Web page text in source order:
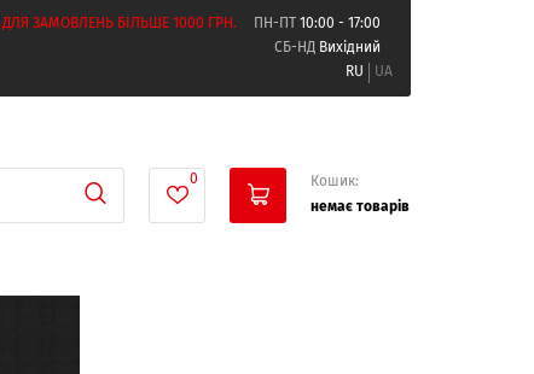
ДЛЯ ЗАМОВЛЕНЬ БІЛЬШЕ 1000 ГРН. ПН-ПТ
10:00 - 17:00
СБ-НД Вихідний
RU
UA
0
Кошик:
немає товарів